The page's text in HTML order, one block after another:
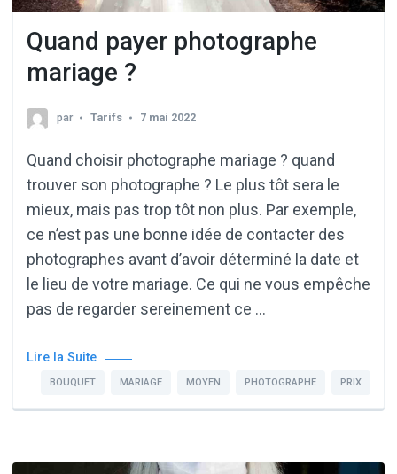
Quand payer photographe
mariage ?
par Tarifs 7 mai 2022
Quand choisir photographe mariage ? quand
trouver son photographe ? Le plus tôt sera le
mieux, mais pas trop tôt non plus. Par exemple,
ce n’est pas une bonne idée de contacter des
photographes avant d’avoir déterminé la date et
le lieu de votre mariage. Ce qui ne vous empêche
pas de regarder sereinement ce …
Lire la Suite
BOUQUET MARIAGE MOYEN PHOTOGRAPHE PRIX